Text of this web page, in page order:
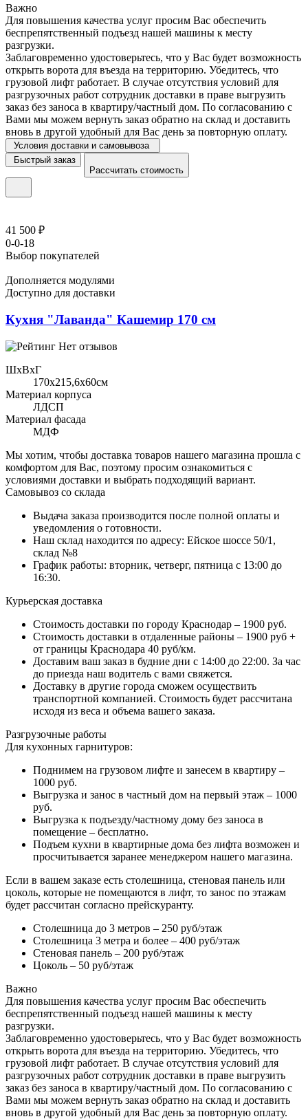
Важно
Для повышения качества услуг просим Вас обеспечить
беспрепятственный подъезд нашей машины к месту
разгрузки.
Заблаговременно удостоверьтесь, что у Вас будет возможность
открыть ворота для въезда на территорию. Убедитесь, что
грузовой лифт работает. В случае отсутствия условий для
разгрузочных работ сотрудник доставки в праве выгрузить
заказ без заноса в квартиру/частный дом. По согласованию с
Вами мы можем вернуть заказ обратно на склад и доставить
вновь в другой удобный для Вас день за повторную оплату.
Условия доставки и самовывоза
Быстрый заказ
Рассчитать стоимость
41 500 ₽
0-0-18
Выбор покупателей
Дополняется модулями
Доступно для доставки
Кухня "Лаванда" Кашемир 170 см
Нет отзывов
ШхВхГ
170x215,6х60см
Материал корпуса
ЛДСП
Материал фасада
МДФ
Мы хотим, чтобы доставка товаров нашего магазина прошла с
комфортом для Вас, поэтому просим ознакомиться с
условиями доставки и выбрать подходящий вариант.
Самовывоз со склада
Выдача заказа производится после полной оплаты и
уведомления о готовности.
Наш склад находится по адресу: Ейское шоссе 50/1,
склад №8
График работы: вторник, четверг, пятница с 13:00 до
16:30.
Курьерская доставка
Стоимость доставки по городу Краснодар – 1900 руб.
Стоимость доставки в отдаленные районы – 1900 руб +
от границы Краснодара 40 руб/км.
Доставим ваш заказ в будние дни с 14:00 до 22:00. За час
до приезда наш водитель с вами свяжется.
Доставку в другие города сможем осуществить
транспортной компанией. Стоимость будет рассчитана
исходя из веса и объема вашего заказа.
Разгрузочные работы
Для кухонных гарнитуров:
Поднимем на грузовом лифте и занесем в квартиру –
1000 руб.
Выгрузка и занос в частный дом на первый этаж – 1000
руб.
Выгрузка к подъезду/частному дому без заноса в
помещение – бесплатно.
Подъем кухни в квартирные дома без лифта возможен и
просчитывается заранее менеджером нашего магазина.
Если в вашем заказе есть столешница, стеновая панель или
цоколь, которые не помещаются в лифт, то занос по этажам
будет рассчитан согласно прейскуранту.
Столешница до 3 метров – 250 руб/этаж
Столешница 3 метра и более – 400 руб/этаж
Стеновая панель – 200 руб/этаж
Цоколь – 50 руб/этаж
Важно
Для повышения качества услуг просим Вас обеспечить
беспрепятственный подъезд нашей машины к месту
разгрузки.
Заблаговременно удостоверьтесь, что у Вас будет возможность
открыть ворота для въезда на территорию. Убедитесь, что
грузовой лифт работает. В случае отсутствия условий для
разгрузочных работ сотрудник доставки в праве выгрузить
заказ без заноса в квартиру/частный дом. По согласованию с
Вами мы можем вернуть заказ обратно на склад и доставить
вновь в другой удобный для Вас день за повторную оплату.